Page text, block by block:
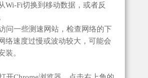
Wi-Fi切换到移动数据，或者反
问一些测速网站，检查网络的下
络速度过慢或波动较大，可能会
装。